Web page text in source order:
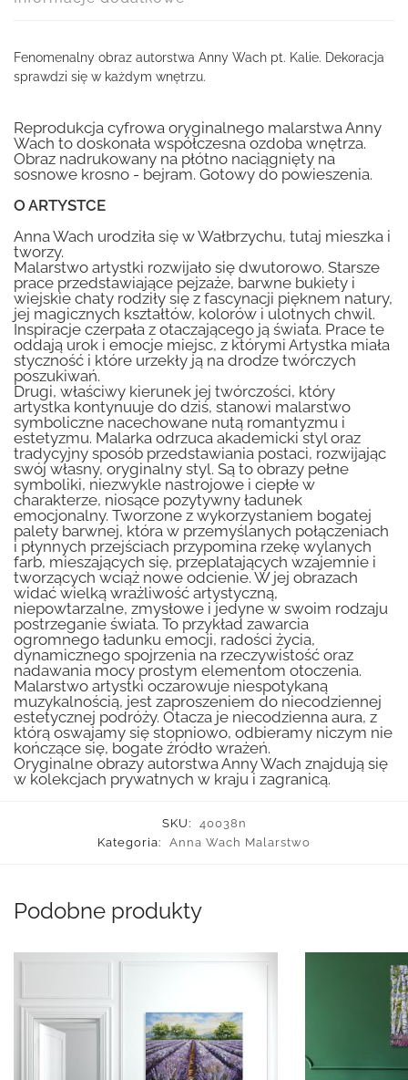
Fenomenalny obraz autorstwa Anny Wach pt. Kalie. Dekoracja
sprawdzi się w każdym wnętrzu.
Reprodukcja cyfrowa oryginalnego malarstwa Anny
Wach to doskonała współczesna ozdoba wnętrza.
Obraz nadrukowany na płótno naciągnięty na
sosnowe krosno - bejram. Gotowy do powieszenia.
O ARTYSTCE
Anna Wach urodziła się w Wałbrzychu, tutaj mieszka i
tworzy.
Malarstwo artystki rozwijało się dwutorowo. Starsze
prace przedstawiające pejzaże, barwne bukiety i
wiejskie chaty rodziły się z fascynacji pięknem natury,
jej magicznych kształtów, kolorów i ulotnych chwil.
Inspiracje czerpała z otaczającego ją świata. Prace te
oddają urok i emocje miejsc, z którymi Artystka miała
styczność i które urzekły ją na drodze twórczych
poszukiwań.
Drugi, właściwy kierunek jej twórczości, który
artystka kontynuuje do dziś, stanowi malarstwo
symboliczne nacechowane nutą romantyzmu i
estetyzmu. Malarka odrzuca akademicki styl oraz
tradycyjny sposób przedstawiania postaci, rozwijając
swój własny, oryginalny styl. Są to obrazy pełne
symboliki, niezwykle nastrojowe i ciepłe w
charakterze, niosące pozytywny ładunek
emocjonalny. Tworzone z wykorzystaniem bogatej
palety barwnej, która w przemyślanych połączeniach
i płynnych przejściach przypomina rzekę wylanych
farb, mieszających się, przeplatających wzajemnie i
tworzących wciąż nowe odcienie. W jej obrazach
widać wielką wrażliwość artystyczną,
niepowtarzalne, zmysłowe i jedyne w swoim rodzaju
postrzeganie świata. To przykład zawarcia
ogromnego ładunku emocji, radości życia,
dynamicznego spojrzenia na rzeczywistość oraz
nadawania mocy prostym elementom otoczenia.
Malarstwo artystki oczarowuje niespotykaną
muzykalnością, jest zaproszeniem do niecodziennej
estetycznej podróży. Otacza je niecodzienna aura, z
którą oswajamy się stopniowo, odbieramy niczym nie
kończące się, bogate źródło wrażeń.
Oryginalne obrazy autorstwa Anny Wach znajdują się
w kolekcjach prywatnych w kraju i zagranicą.
SKU:
40038n
Kategoria:
Anna Wach Malarstwo
Podobne produkty